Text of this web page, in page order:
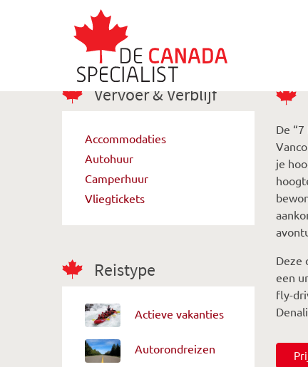
Vervoer & Verblijf
Accommodaties
Autohuur
Camperhuur
Vliegtickets
Reistype
Actieve vakanties
Autorondreizen
De
je
Deze
een
fly-